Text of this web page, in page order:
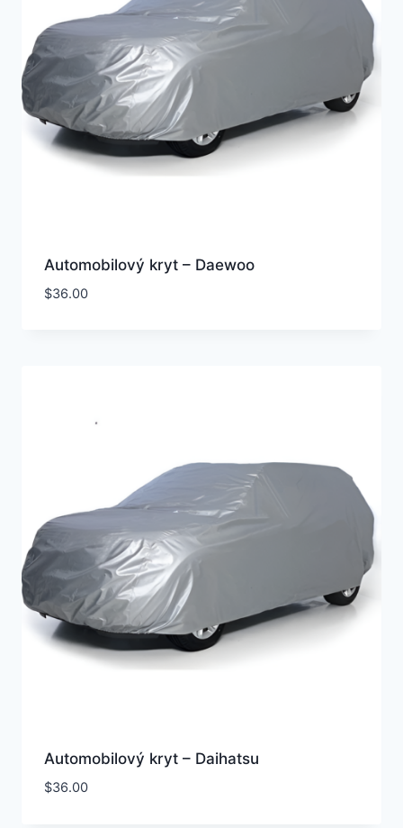
Automobilový kryt – Daewoo
$36.00
Automobilový kryt – Daihatsu
$36.00